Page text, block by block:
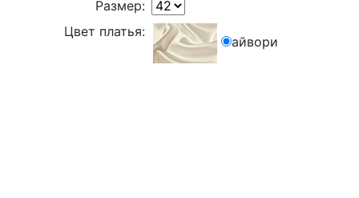
Размер:
Цвет платья:
айвори